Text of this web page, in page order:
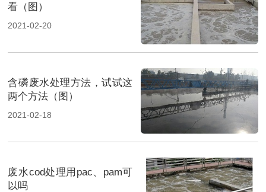
看（图）
2021-02-20
含磷废水处理方法，试试这
两个方法（图）
2021-02-18
废水cod处理用pac、pam可
以吗